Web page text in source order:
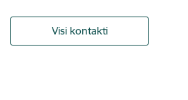
Visi kontakti